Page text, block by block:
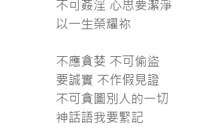
不可姦淫 心思要潔淨
以一生榮耀祢
不應貪婪 不可偷盜
要誠實 不作假見證
不可貪圖別人的一切
神話語我要緊記